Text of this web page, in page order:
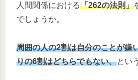
人間関係における「262の法則」
でしょうか。
周囲の人の2割は自分のことが嫌
りの6割はどちらでもない、とい